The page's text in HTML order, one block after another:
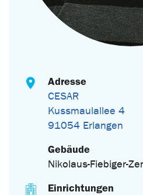
Adresse
CESAR
Kussmaulallee 4
91054 Erlangen
Gebäude
Nikolaus-Fiebiger-
Einrichtungen